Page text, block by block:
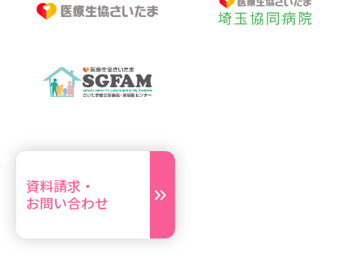
資料請求・
お問い合わせ